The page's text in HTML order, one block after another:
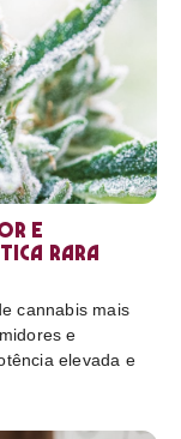
e
rara
cannabis mais
e
elevada e